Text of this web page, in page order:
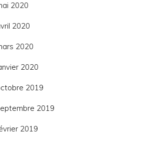
2020
2020
2020
2020
2019
2019
2019